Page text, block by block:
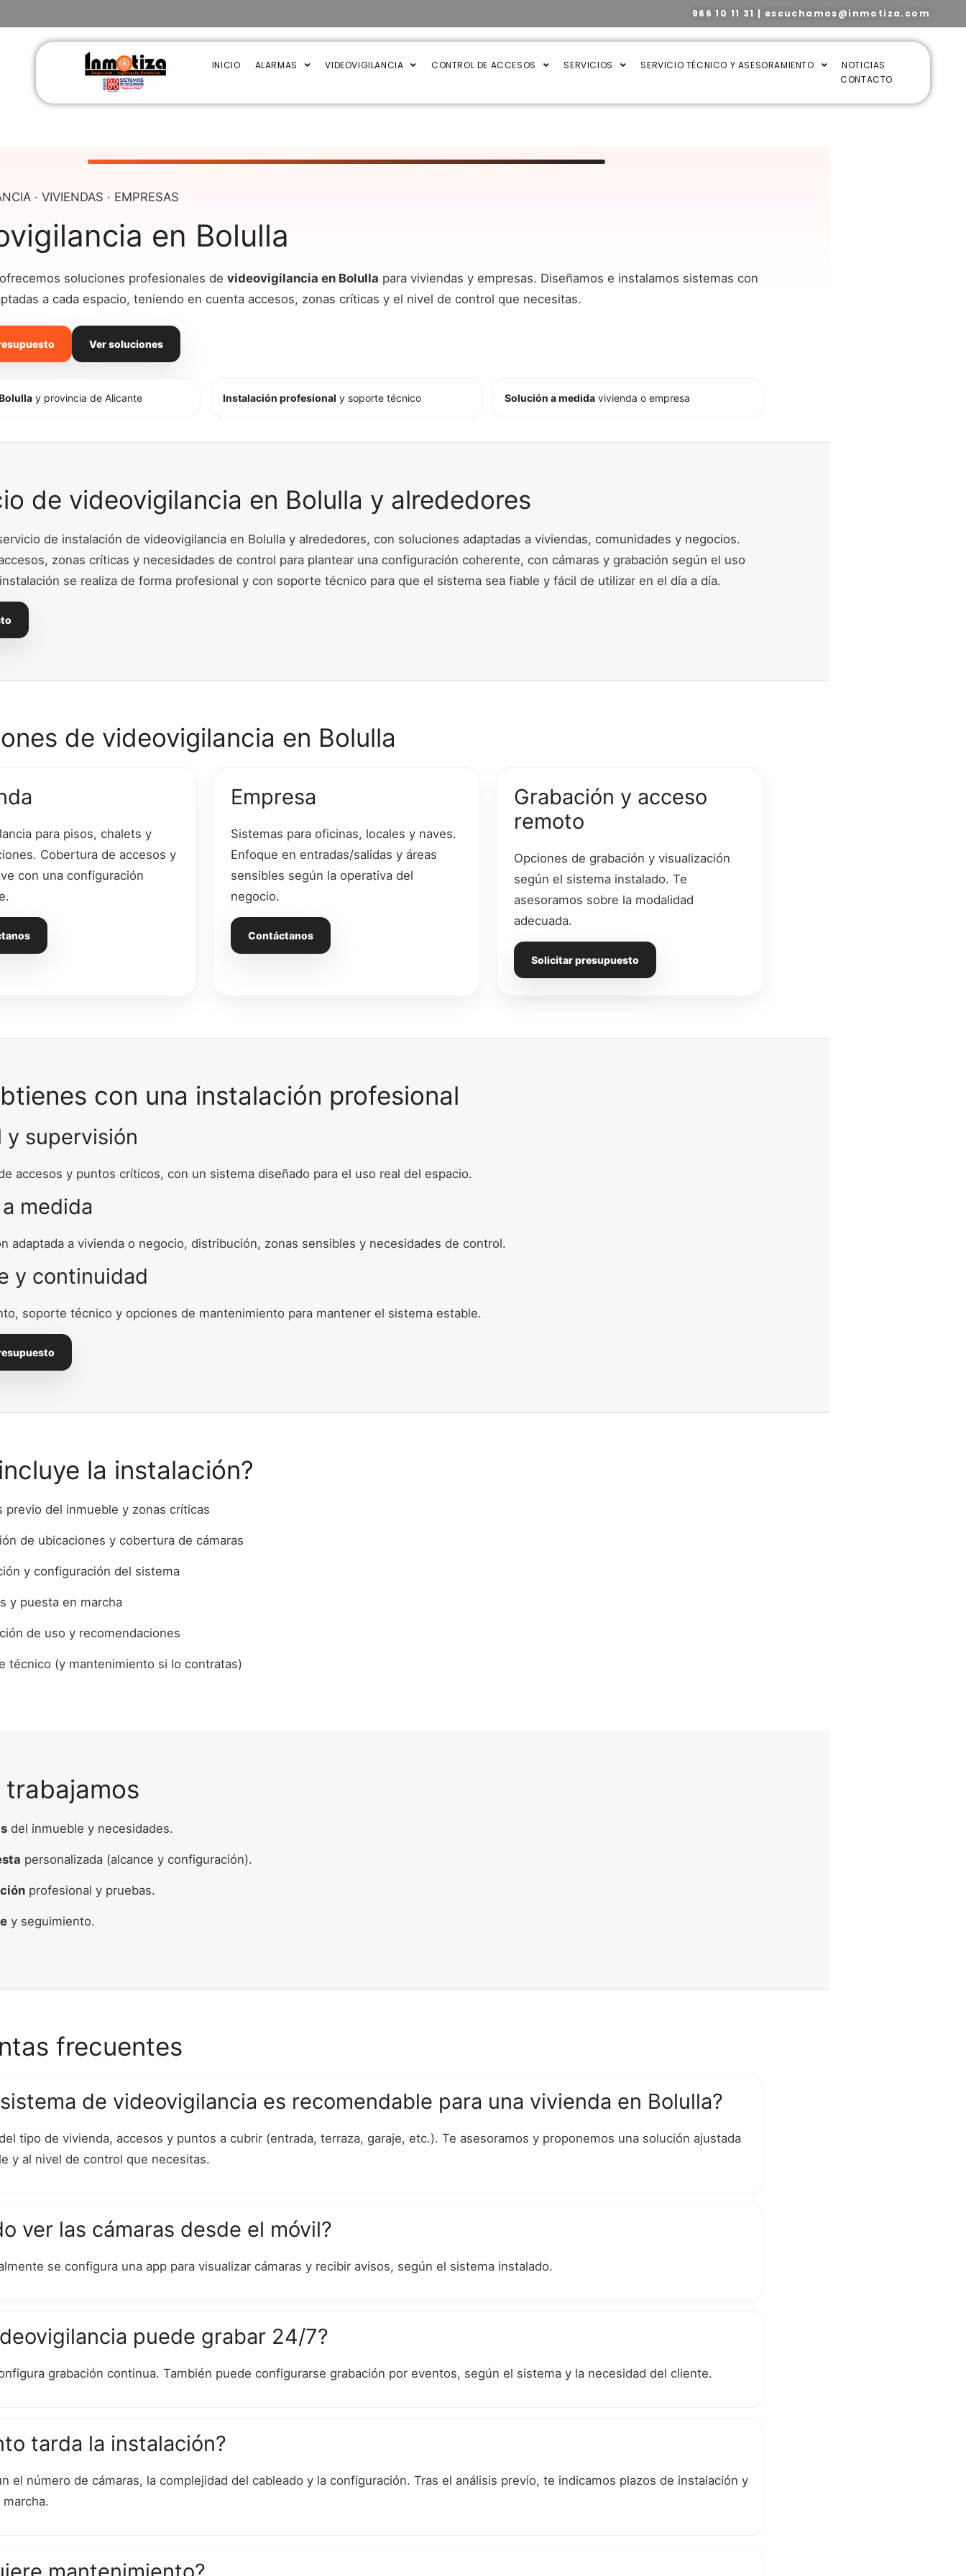
966 10 11 31 | escuchamos@inmotiza.com
INICIO ALARMAS VIDEOVIGILANCIA CONTROL DE ACCESOS SERVICIOS SERVICIO TÉCNICO Y ASESORAMIENTO
NOTICIAS
CONTACTO
· VIVIENDAS · EMPRESAS
en Bolulla
soluciones profesionales de videovigilancia en Bolulla para viviendas y empresas. Diseñamos e instalamos sistemas con
a cada espacio, teniendo en cuenta accesos, zonas críticas y el nivel de control que necesitas.
Ver soluciones
y provincia de Alicante Instalación profesional y soporte técnico Solución a medida vivienda o empresa
de videovigilancia en Bolulla y alrededores
de instalación de videovigilancia en Bolulla y alrededores, con soluciones adaptadas a viviendas, comunidades y negocios.
zonas críticas y necesidades de control para plantear una configuración coherente, con cámaras y grabación según el uso
se realiza de forma profesional y con soporte técnico para que el sistema sea fiable y fácil de utilizar en el día a día.
de videovigilancia en Bolulla
para pisos, chalets y
Cobertura de accesos y
con una configuración
Empresa
Sistemas para oficinas, locales y naves.
Enfoque en entradas/salidas y áreas
sensibles según la operativa del
negocio.
Contáctanos
Grabación y acceso
remoto
Opciones de grabación y visualización
según el sistema instalado. Te
asesoramos sobre la modalidad
adecuada.
Solicitar presupuesto
con una instalación profesional
y supervisión
accesos y puntos críticos, con un sistema diseñado para el uso real del espacio.
medida
adaptada a vivienda o negocio, distribución, zonas sensibles y necesidades de control.
y continuidad
soporte técnico y opciones de mantenimiento para mantener el sistema estable.
la instalación?
previo del inmueble y zonas críticas
de ubicaciones y cobertura de cámaras
y configuración del sistema
y puesta en marcha
de uso y recomendaciones
técnico (y mantenimiento si lo contratas)
trabajamos
del inmueble y necesidades.
personalizada (alcance y configuración).
profesional y pruebas.
y seguimiento.
frecuentes
de videovigilancia es recomendable para una vivienda en Bolulla?
tipo de vivienda, accesos y puntos a cubrir (entrada, terraza, garaje, etc.). Te asesoramos y proponemos una solución ajustada
y al nivel de control que necesitas.
ver las cámaras desde el móvil?
se configura una app para visualizar cámaras y recibir avisos, según el sistema instalado.
puede grabar 24/7?
grabación continua. También puede configurarse grabación por eventos, según el sistema y la necesidad del cliente.
tarda la instalación?
el número de cámaras, la complejidad del cableado y la configuración. Tras el análisis previo, te indicamos plazos de instalación y